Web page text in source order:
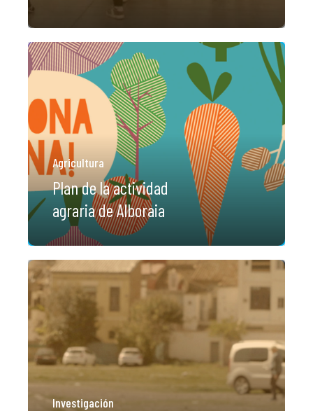
Agricultura
Plan de la actividad
agraria de Alboraia
Investigación